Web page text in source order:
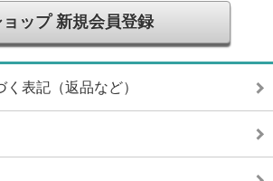
ョップ 新規会員登録
表記（返品など）